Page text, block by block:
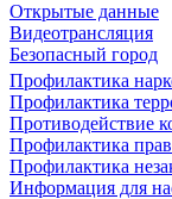
Открытые данные
Видеотрансляция
Безопасный город
Профилактика
Профилактика
Противодействие
Профилактика
Профилактика
Информация для